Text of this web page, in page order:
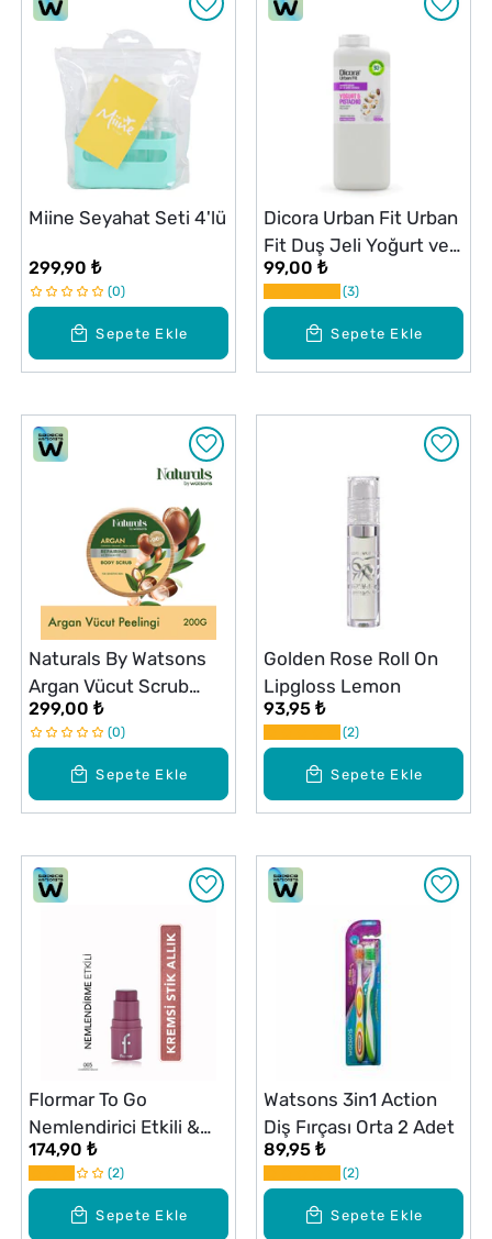
Sepete Ekle
Miine Seyahat Seti 4'lü
299,90 ₺
0
Sepete Ekle
Dicora Urban Fit Urban
Fit Duş Jeli Yoğurt ve
Fıstık 400 ml
99,00 ₺
3
Sepete Ekle
Naturals By Watsons
Argan Vücut Scrub
200G
299,00 ₺
0
Sepete Ekle
Golden Rose Roll On
Lipgloss Lemon
93,95 ₺
2
Sepete Ekle
Flormar To Go
Nemlendirici Etkili &
Işıltılı Kremsi Stick Allık
- 005 Charming Mauve
174,90 ₺
2
Sepete Ekle
Watsons 3in1 Action
Diş Fırçası Orta 2 Adet
89,95 ₺
2